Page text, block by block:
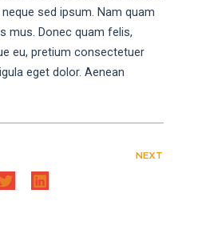
sed ipsum. Nam quam
mus. Donec quam felis,
eu, pretium consectetuer
eget dolor. Aenean
NEXT